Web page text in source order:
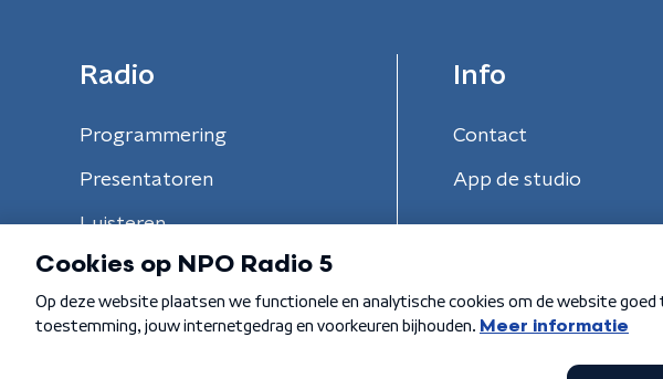
Radio
Programmering
Presentatoren
Luisteren
Info
Contact
App de studio
Algemene voorwaarden Privacybeleid